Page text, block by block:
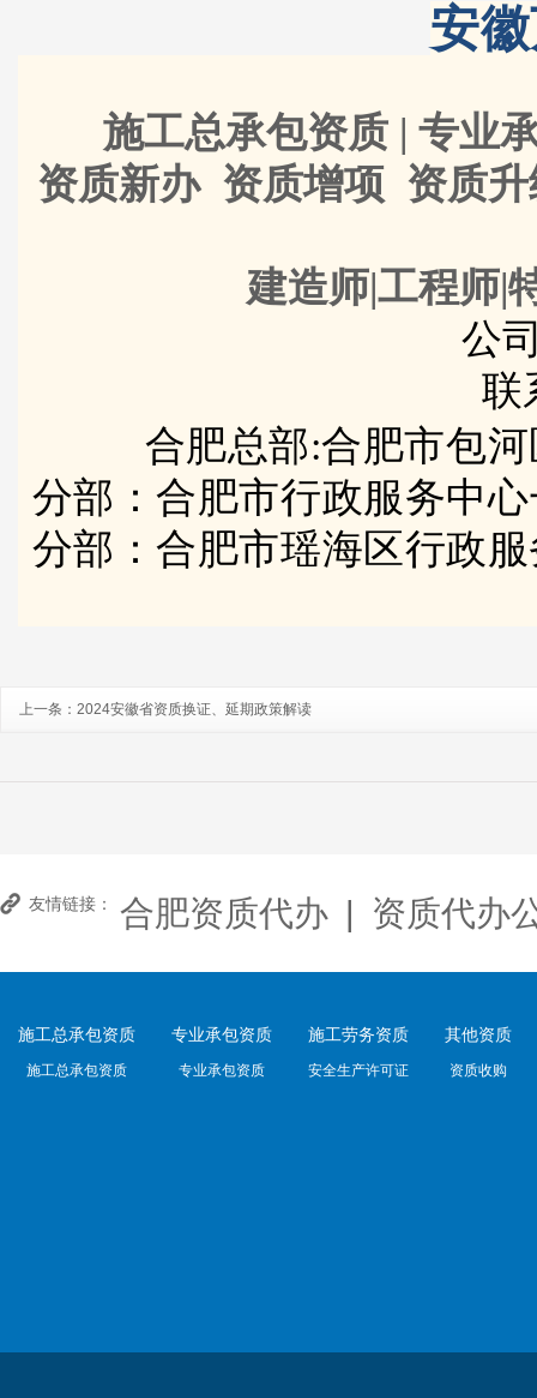
安
施工总承包资质 | 专业
资质新办 资质增项 资质
建造师|工程师|
公
联
合肥总部:合肥市包
分部：合肥市行政服务中
分部：合肥市瑶海区行政
上一条： 2024安徽省资质换证、延期政策解读
友情链接： 合肥资质代办 | 资质代办
施工总承包资质
施工总承包资质
专业承包资质
专业承包资质
施工劳务资质
安全生产许可证
其他资质
资质收购